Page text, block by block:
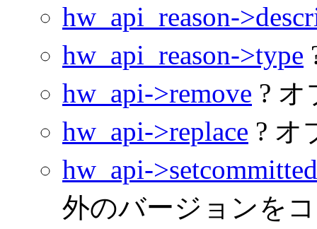
hw_api_reason-
hw_api_reason->type
hw_api->remove ?
hw_api->replace ? オ
hw_api-
外のバージョンを